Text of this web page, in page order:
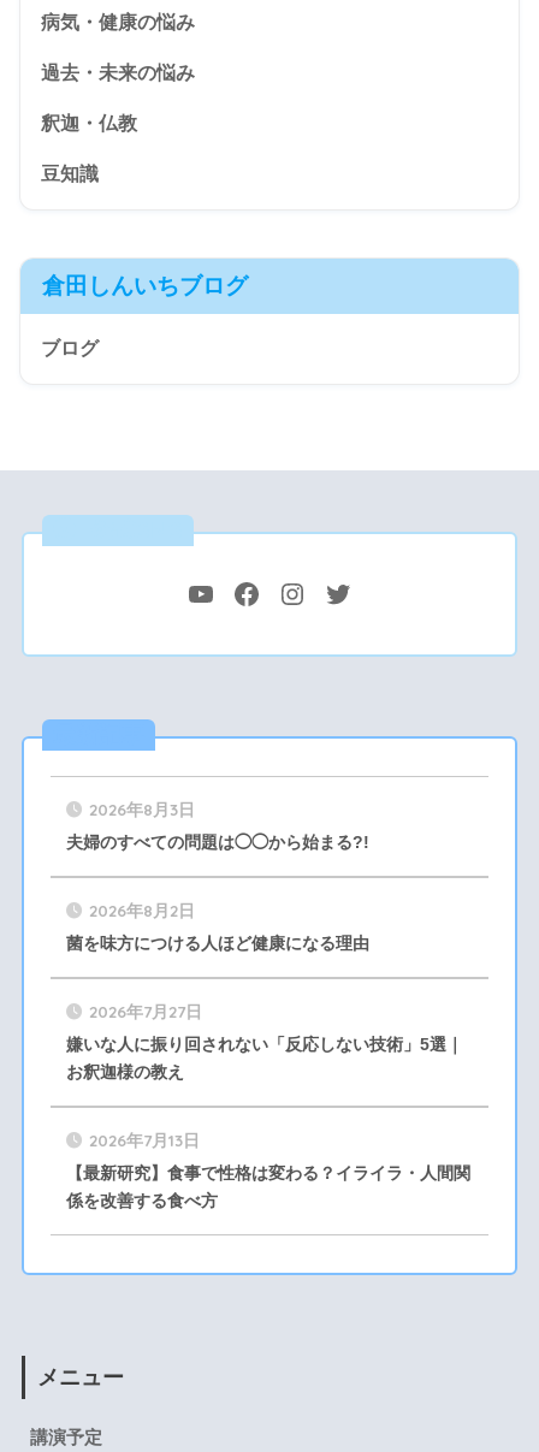
病気・健康の悩み
過去・未来の悩み
釈迦・仏教
豆知識
倉田しんいちブログ
ブログ
2026年8月3日
夫婦のすべての問題は◯◯から始まる?!
2026年8月2日
菌を味方につける人ほど健康になる理由
2026年7月27日
嫌いな人に振り回されない「反応しない技術」5選｜
お釈迦様の教え
2026年7月13日
【最新研究】食事で性格は変わる？イライラ・人間関
係を改善する食べ方
メニュー
講演予定